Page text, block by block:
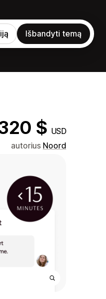
Išbandyti temą
$ USD
autorius Noord